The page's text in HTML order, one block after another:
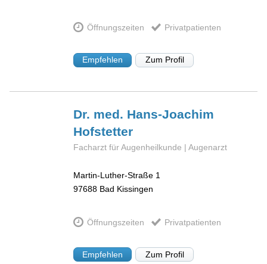
Öffnungszeiten Privatpatienten
Empfehlen Zum Profil
Dr. med. Hans-Joachim
Hofstetter
Facharzt für Augenheilkunde | Augenarzt
Martin-Luther-Straße 1
97688 Bad Kissingen
Öffnungszeiten Privatpatienten
Empfehlen Zum Profil